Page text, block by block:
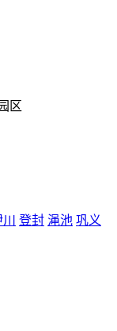
区
登封 渑池 巩义